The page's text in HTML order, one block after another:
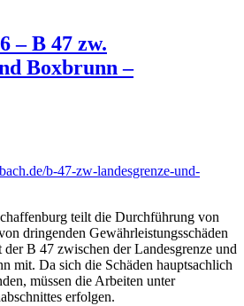
– B 47 zw.
Boxbrunn –
b-47-zw-landesgrenze-und-
teilt die Durchführung von
dringenden Gewährleistungsschäden
der B 47 zwischen der Landesgrenze und
mit. Da sich die Schäden hauptsachlich
müssen die Arbeiten unter
erfolgen.